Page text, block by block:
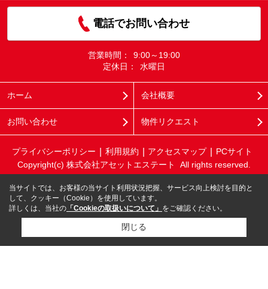
電話でお問い合わせ
営業時間：
9:00～19:00
定休日：
水曜日
ホーム 会社概要
お問い合わせ 物件リクエスト
プライバシーポリシー 利用規約 アクセスマップ
PCサイト
Copyright(c) 株式会社アセットエステート All rights reserved.
当サイトでは、お客様の当サイト利用状況把握、サービス向上検討を目的と
して、クッキー（Cookie）を使用しています。
詳しくは、当社の 「Cookieの取扱いについて」 をご確認ください。
閉じる